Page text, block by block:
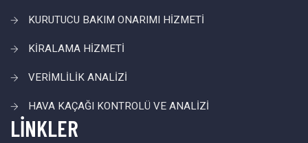
KURUTUCU BAKIM ONARIMI HİZMETİ
KİRALAMA HİZMETİ
VERİMLİLİK ANALİZİ
HAVA KAÇAĞI KONTROLÜ VE ANALİZİ
LİNKLER